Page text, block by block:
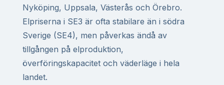
Nyköping, Uppsala, Västerås och Örebro.
Elpriserna i SE3 är ofta stabilare än i södra
Sverige (SE4), men påverkas ändå av
tillgången på elproduktion,
överföringskapacitet och väderläge i hela
landet.